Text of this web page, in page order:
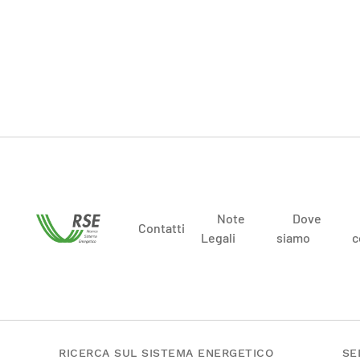
Contatti
Note
Legali
Dove
siamo
RICERCA SUL SISTEMA ENERGETICO